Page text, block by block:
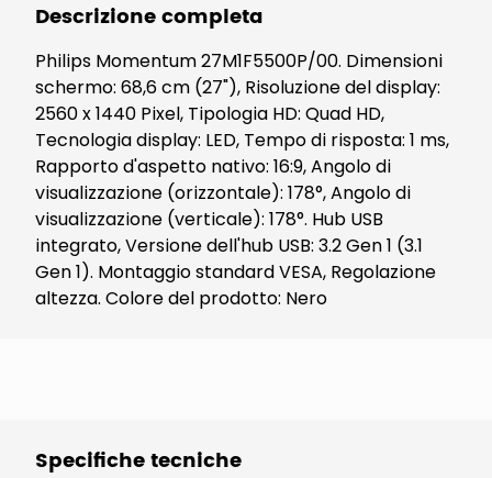
Descrizione completa
Philips Momentum 27M1F5500P/00. Dimensioni
schermo: 68,6 cm (27"), Risoluzione del display:
2560 x 1440 Pixel, Tipologia HD: Quad HD,
Tecnologia display: LED, Tempo di risposta: 1 ms,
Rapporto d'aspetto nativo: 16:9, Angolo di
visualizzazione (orizzontale): 178°, Angolo di
visualizzazione (verticale): 178°. Hub USB
integrato, Versione dell'hub USB: 3.2 Gen 1 (3.1
Gen 1). Montaggio standard VESA, Regolazione
altezza. Colore del prodotto: Nero
Specifiche tecniche